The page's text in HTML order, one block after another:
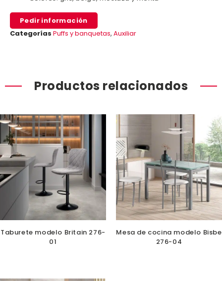
Pedir información
Categorías Puffs y banquetas, Auxiliar
Productos relacionados
Taburete modelo Britain 276-
01
Mesa de cocina modelo Bisbe
276-04